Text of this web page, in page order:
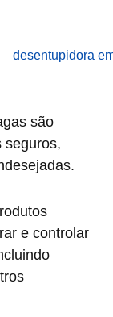
são
seguros,
e controlar